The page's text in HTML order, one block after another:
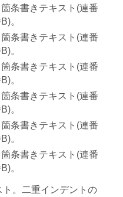
条書きテキスト(連番
。
条書きテキスト(連番
。
条書きテキスト(連番
。
条書きテキスト(連番
。
条書きテキスト(連番
。
条書きテキスト(連番
。
。二重インデントの